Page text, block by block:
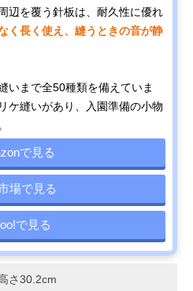
辺を覆う針板は、耐久性に優れ
く長く使え、縫うときの音が静
いまで全50種類を備えていま
ケ縫いがあり、入園準備の小物
で見る
場で見る
で見る
さ30.2cm